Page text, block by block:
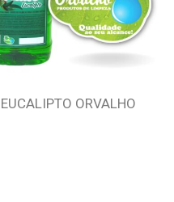
ORVALHO